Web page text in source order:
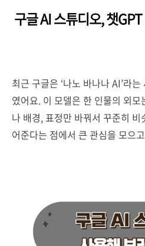
구글 AI 스튜디오, 챗
최근 구글은 ‘나노 바나나 AI’라
였어요. 이 모델은 한 인물의 외
나 배경, 표정만 바꿔서 꾸준히
어준다는 점에서 큰 관심을 모으